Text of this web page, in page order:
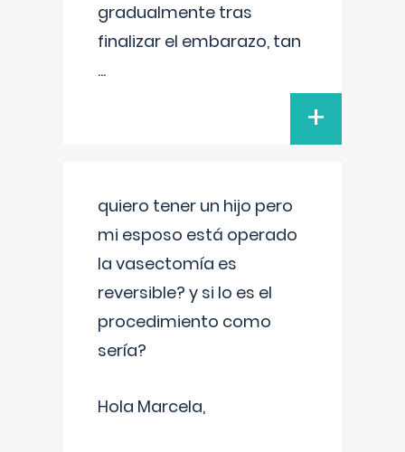
gradualmente tras
finalizar el embarazo, tan
...
+
quiero tener un hijo pero
mi esposo está operado
la vasectomía es
reversible? y si lo es el
procedimiento como
sería?
Hola Marcela,